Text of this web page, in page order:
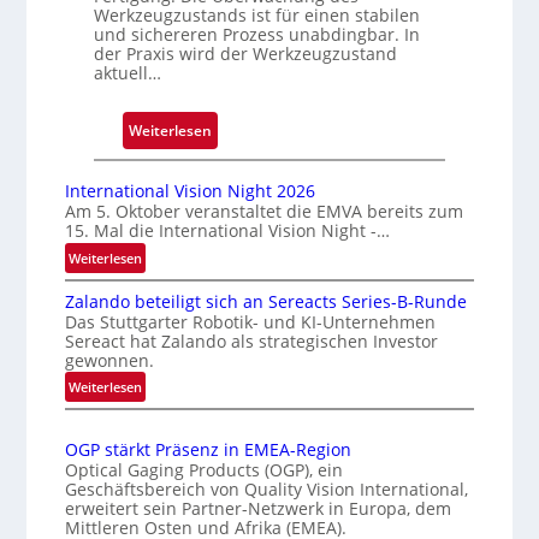
D
r
k
m
r
k
e
r
k
u
n
g
Werkzeugzustands ist für einen stabilen
und sichereren Prozess unabdingbar. In
der Praxis wird der Werkzeugzustand
aktuell…
Weiterlesen:
A
t
o
a
t
i
e
t
e
K
o
International Vision Night 2026
Am 5. Oktober veranstaltet die EMVA bereits zum
15. Mal die International Vision Night -…
Weiterlesen:
I
n
t
e
r
n
o
n
a
Zalando beteiligt sich an Sereacts Series-B-Runde
Das Stuttgarter Robotik- und KI-Unternehmen
Sereact hat Zalando als strategischen Investor
gewonnen.
Weiterlesen:
Z
l
a
n
d
OGP stärkt Präsenz in EMEA-Region
Optical Gaging Products (OGP), ein
Geschäftsbereich von Quality Vision International,
erweitert sein Partner-Netzwerk in Europa, dem
Mittleren Osten und Afrika (EMEA).